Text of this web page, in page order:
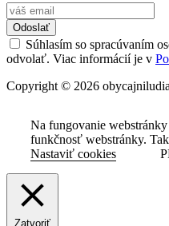
Odoslať
Súhlasím so spracúvaním
odvolať. Viac informácií je v
Copyright © 2026
Na fungovanie
funkčnosť webstránky.
Nastaviť cookies
Zatvoriť